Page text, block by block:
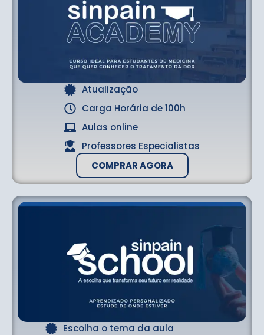
Atualização
Carga Horária de 100h
Aulas online
Professores Especialistas
COMPRAR AGORA
Escolha o tema da aula